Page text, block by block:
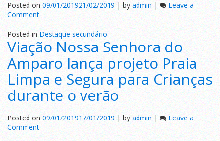
Posted on09/01/201921/02/2019|by admin |
Leave a
Commenton
Amparo
promove
preservação
nas
praias
Posted inDestaque secundário
Viação Nossa Senhora do
Amparo lança projeto Praia
Limpa e Segura para Crianças
durante o verão
Posted on09/01/201917/01/2019| byadmin |
Leave a
Commenton
Viação